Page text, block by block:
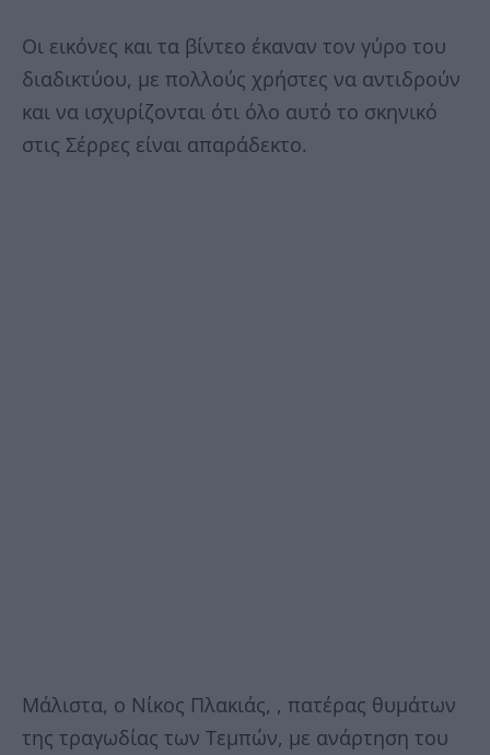
Οι εικόνες και τα βίντεο έκαναν τον γύρο του
διαδικτύου, με πολλούς χρήστες να αντιδρούν
και να ισχυρίζονται ότι όλο αυτό το σκηνικό
στις Σέρρες είναι απαράδεκτο.
Μάλιστα, ο Νίκος Πλακιάς, , πατέρας θυμάτων
της τραγωδίας των Τεμπών, με ανάρτηση του